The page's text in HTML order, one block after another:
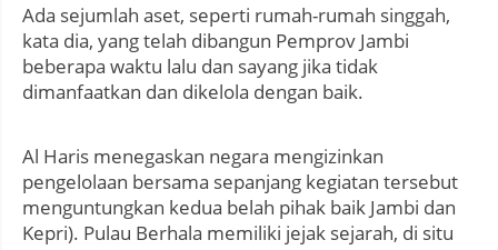
Ada sejumlah aset, seperti rumah-rumah singgah,
kata dia, yang telah dibangun Pemprov Jambi
beberapa waktu lalu dan sayang jika tidak
dimanfaatkan dan dikelola dengan baik.
Al Haris menegaskan negara mengizinkan
pengelolaan bersama sepanjang kegiatan tersebut
menguntungkan kedua belah pihak baik Jambi dan
Kepri). Pulau Berhala memiliki jejak sejarah, di situ